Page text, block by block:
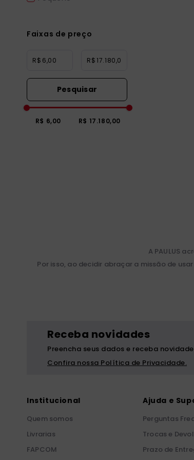
Faixas de preço
R$ R$
R$ 6,00 R$ 17.180,00
A PAULUS
Por isso, ao decidir abraçar a missão de
Receba novidades
Preencha seus dados e receba
Confira nossa Política de Privacidade.
Institucional
Quem somos
Livrarias
FAPCOM
Ajuda e
Perguntas
Trocas e
Prazo de